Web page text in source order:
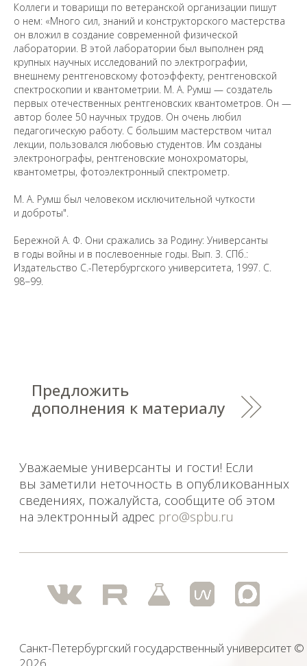
Коллеги и товарищи по ветеранской организации пишут
о нем: «Много сил, знаний и конструкторского мастерства
он вложил в создание современной физической
лаборатории. В этой лаборатории был выполнен ряд
крупных научных исследований по электрографии,
внешнему рентгеновскому фотоэффекту, рентгеновской
спектроскопии и квантометрии. М. А. Румш — создатель
первых отечественных рентгеновских квантометров. Он —
автор более 50 научных трудов. Он очень любил
педагогическую работу. С большим мастерством читал
лекции, пользовался любовью студентов. Им созданы
электронографы, рентгеновские монохроматоры,
квантометры, фотоэлектронный спектрометр.
М. А. Румш был человеком исключительной чуткости
и доброты".
Бережной А. Ф. Они сражались за Родину: Универсанты
в годы войны и в послевоенные годы. Вып. 3. СПб.:
Издательство С.-Петербургского университета, 1997. С.
98−99.
На данном информационном ресурсе могут быть
опубликованы архивные материалы с упоминанием
физических и юридических лиц, включенных
экстремистскими и запрещенных на территории
Политика СПбГУ в отношении обработки
персональных данных
Saint Petersburg State University
вы заметили неточность в опубликованных
сведениях, пожалуйста, сообщите об этом
на электронный адресpro@spbu.ru
Санкт-Петербургский государственный университет©
2026